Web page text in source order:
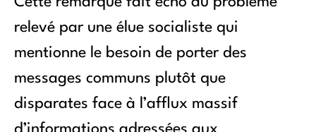
relevé par une élue socialiste qui
mentionne le besoin de porter des
messages communs plutôt que
disparates face à l’afflux massif